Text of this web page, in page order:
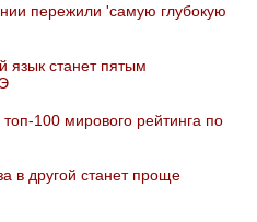
пережили 'самую глубокую
язык станет пятым
100 мирового рейтинга по
в другой станет проще